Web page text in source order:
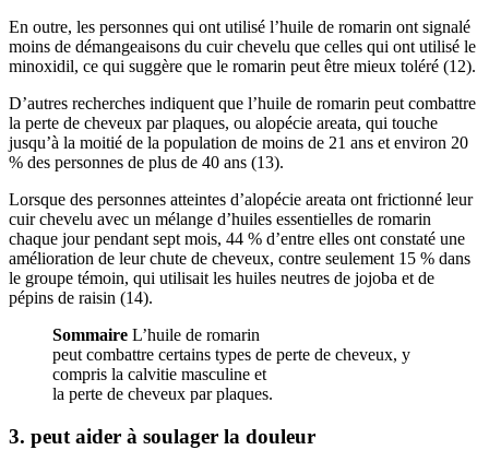
En outre, les personnes qui ont utilisé l’huile de romarin ont signalé
moins de démangeaisons du cuir chevelu que celles qui ont utilisé le
minoxidil, ce qui suggère que le romarin peut être mieux toléré (12).
D’autres recherches indiquent que l’huile de romarin peut combattre
la perte de cheveux par plaques, ou alopécie areata, qui touche
jusqu’à la moitié de la population de moins de 21 ans et environ 20
% des personnes de plus de 40 ans (13).
Lorsque des personnes atteintes d’alopécie areata ont frictionné leur
cuir chevelu avec un mélange d’huiles essentielles de romarin
chaque jour pendant sept mois, 44 % d’entre elles ont constaté une
amélioration de leur chute de cheveux, contre seulement 15 % dans
le groupe témoin, qui utilisait les huiles neutres de jojoba et de
pépins de raisin (14).
Sommaire L’huile de romarin
peut combattre certains types de perte de cheveux, y
compris la calvitie masculine et
la perte de cheveux par plaques.
3. peut aider à soulager la douleur